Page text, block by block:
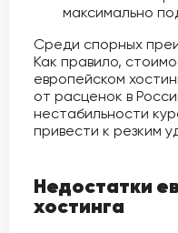
максимально
Среди спорных
Как правило,
европейском
от расценок в
нестабильности
привести к резким
Недостатки
хостинга